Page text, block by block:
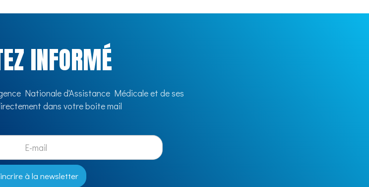
INFORMÉ
Nationale d'Assistance Médicale et de ses
dans votre boite mail